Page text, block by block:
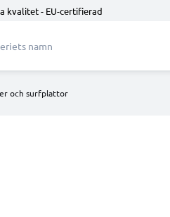
kvalitet - EU-certifierad
och surfplattor